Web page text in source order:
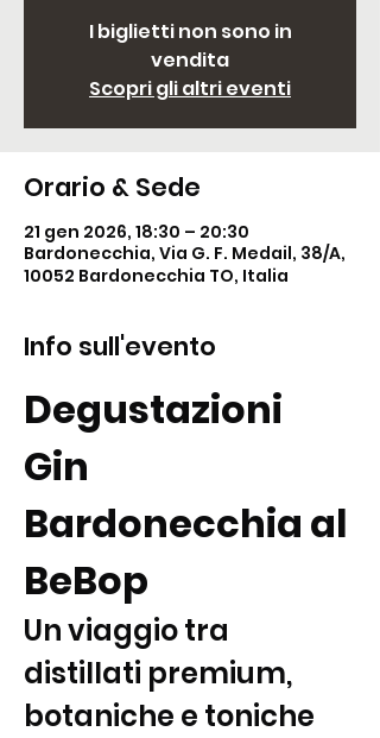
I biglietti non sono in
vendita
Scopri gli altri eventi
Orario & Sede
21 gen 2026, 18:30 – 20:30
Bardonecchia, Via G. F. Medail, 38/A,
10052 Bardonecchia TO, Italia
Info sull'evento
Degustazioni
Gin
Bardonecchia al
BeBop
Un viaggio tra
distillati premium,
botaniche e toniche